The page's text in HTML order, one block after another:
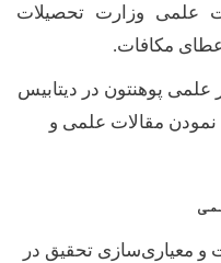
علمی وزارت تحصیلات
مکافات.
علمی پوهنتون در دیتابیس
مقالات علمی و
و معیاری‌سازی تحقیق در